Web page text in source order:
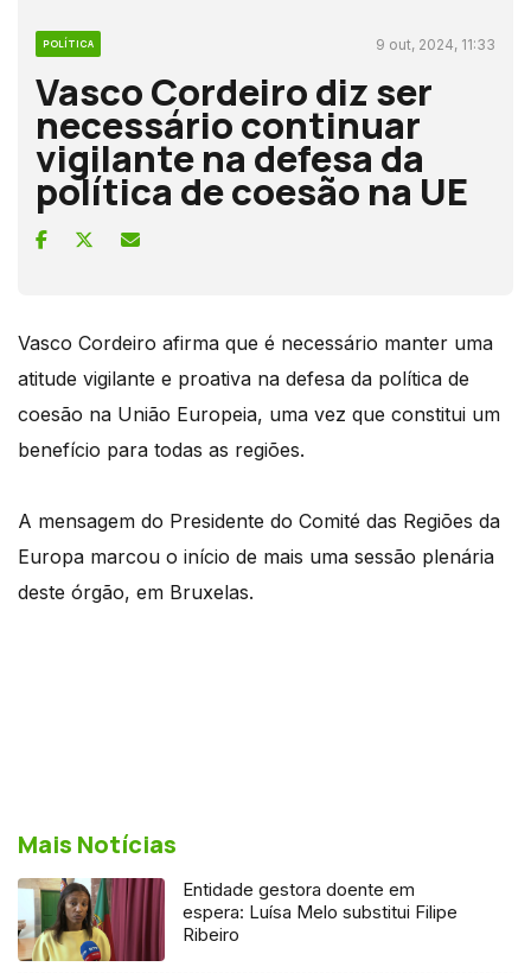
POLÍTICA 9 out, 2024, 11:33
Vasco Cordeiro diz ser
necessário continuar
vigilante na defesa da
política de coesão na UE
Vasco Cordeiro afirma que é necessário manter uma
atitude vigilante e proativa na defesa da política de
coesão na União Europeia, uma vez que constitui um
benefício para todas as regiões.
A mensagem do Presidente do Comité das Regiões da
Europa marcou o início de mais uma sessão plenária
deste órgão, em Bruxelas.
Mais Notícias
Entidade gestora doente em
espera: Luísa Melo substitui Filipe
Ribeiro